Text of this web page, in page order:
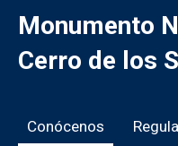
Monumento
Cerro de los
Conócenos